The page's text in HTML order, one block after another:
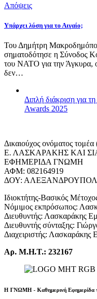
Απόψεις
Υπάρχει λύση για το Αιγαίο;
Του Δημήτρη
σηματοδότησε η Σύνοδος
του ΝΑΤΟ για την Άγκυρα,
δεν…
Διπλή διάκριση
Awards 2025
Δικαιούχος ονόματος
Ε. ΛΑΣΚΑΡΑΚΗΣ ΚΑΙ
ΕΦΗΜΕΡΙΔΑ ΓΝΩΜΗ
ΑΦΜ: 082164919
ΔΟΥ:
Ιδιοκτήτης-Βασικός
Νόμιμος εκπρόσωπος:
Διευθυντής: Λασκαράκης
Διευθυντής σύνταξης:
Διαχειριστής: Λασκαράκης
Αρ. Μ.Η.Τ.: 232167
Η ΓΝΩΜΗ - Καθημερινή Εφημερίδα